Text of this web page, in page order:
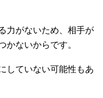
力がないため、相手が
かないからです。
していない可能性もあ